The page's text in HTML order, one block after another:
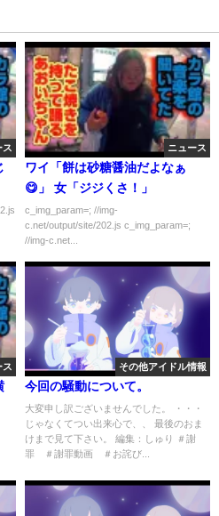
ス ニュース
ワイ「餅は砂糖醤油だよなぁ
😋」 女「ジジくさ！」
c_img_param=; //img-
c.net/output/site/202.js c_img_param=;
//img-c.net...
ス その他アイドル情報
今回の騒動について。
大変申し訳ございませんでした。 ・・・
じゃなくてつい出来心で、、 最後のおま
けまで見て下さい。 編集：しゅり ＃謝
罪 ＃謝罪動画 ＃お詫び...